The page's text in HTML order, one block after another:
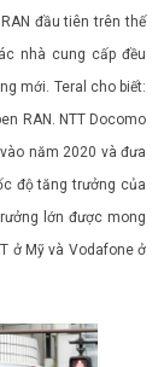
đầu tiên trên thế
nhà cung cấp đều
mới. Teral cho biết:
RAN. NTT Docomo
năm 2020 và đưa
độ tăng trưởng của
lớn được mong
ở Mỹ và Vodafone ở